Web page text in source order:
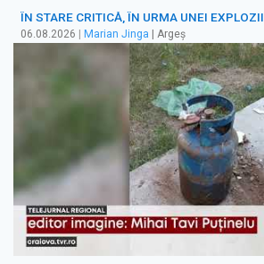
ÎN STARE CRITICĂ, ÎN URMA UNEI EXPLOZII
06.08.2026 Marian Jinga | Argeș